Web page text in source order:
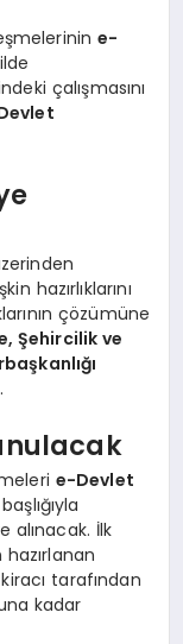
e-
çalışmasını
hazırlıklarını
çözümüne
Şehircilik ve
e-Devlet
alınacak. İlk
tarafından
kadar